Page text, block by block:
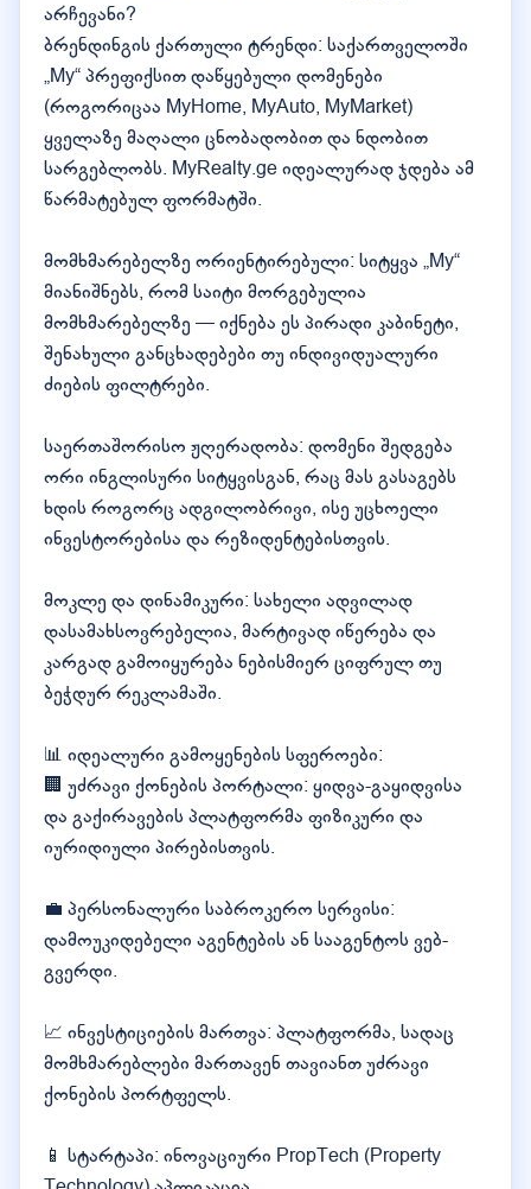
არჩევანი?
ბრენდინგის ქართული ტრენდი: საქართველოში
„My“ პრეფიქსით დაწყებული დომენები
(როგორიცაა MyHome, MyAuto, MyMarket)
ყველაზე მაღალი ცნობადობით და ნდობით
სარგებლობს. MyRealty.ge იდეალურად ჯდება ამ
წარმატებულ ფორმატში.
მომხმარებელზე ორიენტირებული: სიტყვა „My“
მიანიშნებს, რომ საიტი მორგებულია
მომხმარებელზე — იქნება ეს პირადი კაბინეტი,
შენახული განცხადებები თუ ინდივიდუალური
ძიების ფილტრები.
საერთაშორისო ჟღერადობა: დომენი შედგება
ორი ინგლისური სიტყვისგან, რაც მას გასაგებს
ხდის როგორც ადგილობრივი, ისე უცხოელი
ინვესტორებისა და რეზიდენტებისთვის.
მოკლე და დინამიკური: სახელი ადვილად
დასამახსოვრებელია, მარტივად იწერება და
კარგად გამოიყურება ნებისმიერ ციფრულ თუ
ბეჭდურ რეკლამაში.
📊 იდეალური გამოყენების სფეროები:
🏢 უძრავი ქონების პორტალი: ყიდვა-გაყიდვისა
და გაქირავების პლატფორმა ფიზიკური და
იურიდიული პირებისთვის.
💼 პერსონალური საბროკერო სერვისი:
დამოუკიდებელი აგენტების ან სააგენტოს ვებ-
გვერდი.
📈 ინვესტიციების მართვა: პლატფორმა, სადაც
მომხმარებლები მართავენ თავიანთ უძრავი
ქონების პორტფელს.
📱 სტარტაპი: ინოვაციური PropTech (Property